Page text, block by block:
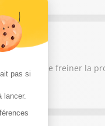
afin de freiner la